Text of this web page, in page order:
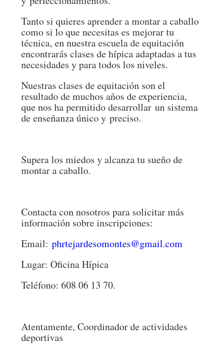
Tanto si quieres aprender a montar a caballo
como si lo que necesitas es mejorar tu
técnica, en nuestra escuela de equitación
encontrarás clases de hípica adaptadas a tus
necesidades y para todos los niveles.
Nuestras clases de equitación son el
resultado de muchos años de experiencia,
que nos ha permitido desarrollar un sistema
de enseñanza único y preciso.
Supera los miedos y alcanza tu sueño de
montar a caballo.
Contacta con nosotros para solicitar más
información sobre inscripciones:
Email:phrtejardesomontes@gmail.com
Lugar: Oficina Hípica
Teléfono: 608 06 13 70.
Atentamente, Coordinador de actividades
deportivas